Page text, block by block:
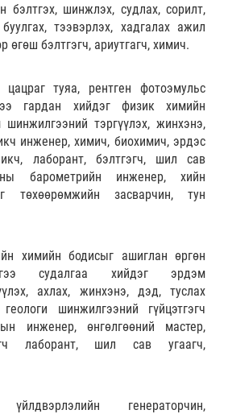
бэлтгэх, шинжлэх, судлах, сорилт,
тээвэрлэх, хадгалах ажил
өгөш бэлтгэгч, ариутгагч, химич.
туяа, рентген фотоэмульс
гардан хийдэг физик химийн
тэргүүлэх, жинхэнэ,
инженер, химич, биохимич, эрдэс
лаборант, бэлтгэгч, шил сав
барометрийн инженер, хийн
төхөөрөмжийн засварчин, тун
химийн бодисыг ашиглан өргөн
судалгаа хийдэг эрдэм
ахлах, жинхэнэ, дэд, туслах
шинжилгээний гүйцэтгэгч
инженер, өнгөлгөөний мастер,
лаборант, шил сав угаагч,
генераторчин,